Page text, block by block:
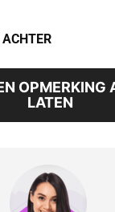
OPMERKING
LATEN